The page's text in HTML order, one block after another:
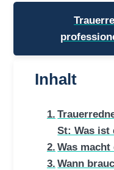
Inhalt
St: Was ist
Was
Wann